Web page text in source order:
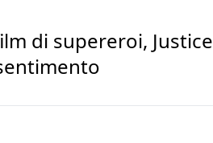
di supereroi, Justice